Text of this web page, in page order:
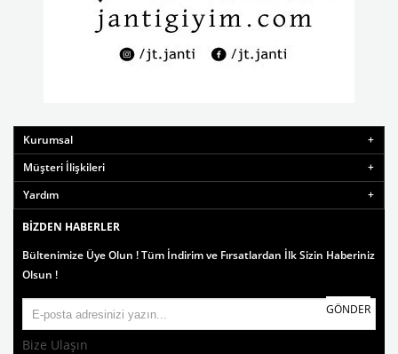
Kurumsal
Müşteri İlişkileri
Yardım
BIZDEN HABERLER
Bültenimize Üye Olun ! Tüm İndirim ve Fırsatlardan İlk Sizin Haberiniz
Olsun !
GÖNDER
Bize Ulaşın